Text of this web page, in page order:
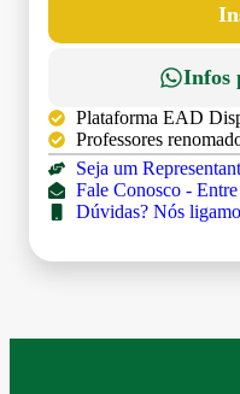
Infos
Plataforma EAD
Professores
Seja um
Fale Conosco -
Dúvidas? Nós